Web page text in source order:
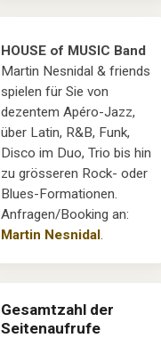
HOUSE of MUSIC Band
Martin Nesnidal & friends
spielen für Sie von
dezentem Apéro-Jazz,
über Latin, R&B, Funk,
Disco im Duo, Trio bis hin
zu grösseren Rock- oder
Blues-Formationen.
Anfragen/Booking an:
Martin Nesnidal.
Gesamtzahl der
Seitenaufrufe